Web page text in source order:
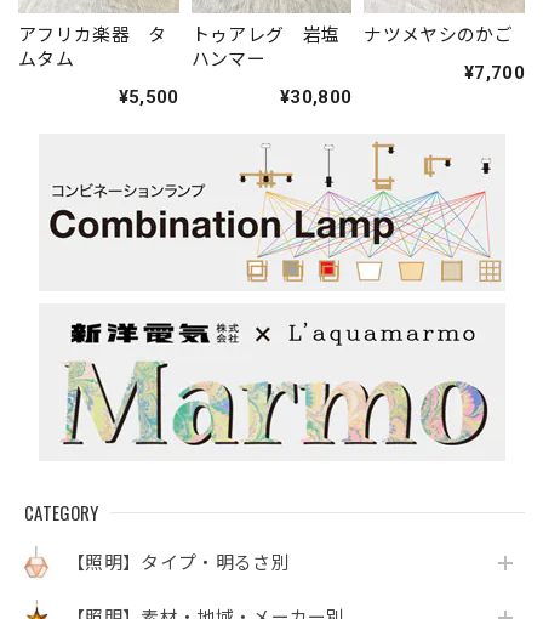
CATEGORY
【照明】タイプ・明るさ別
アフリカ楽器 タ
ムタム
¥5,500
トゥアレグ 岩塩
ハンマー
¥30,800
ナツメヤシのかご
¥7,700